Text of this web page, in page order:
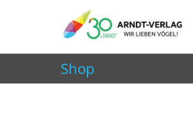
+49 7252 9707310
Shop
Aktuelle Seite: